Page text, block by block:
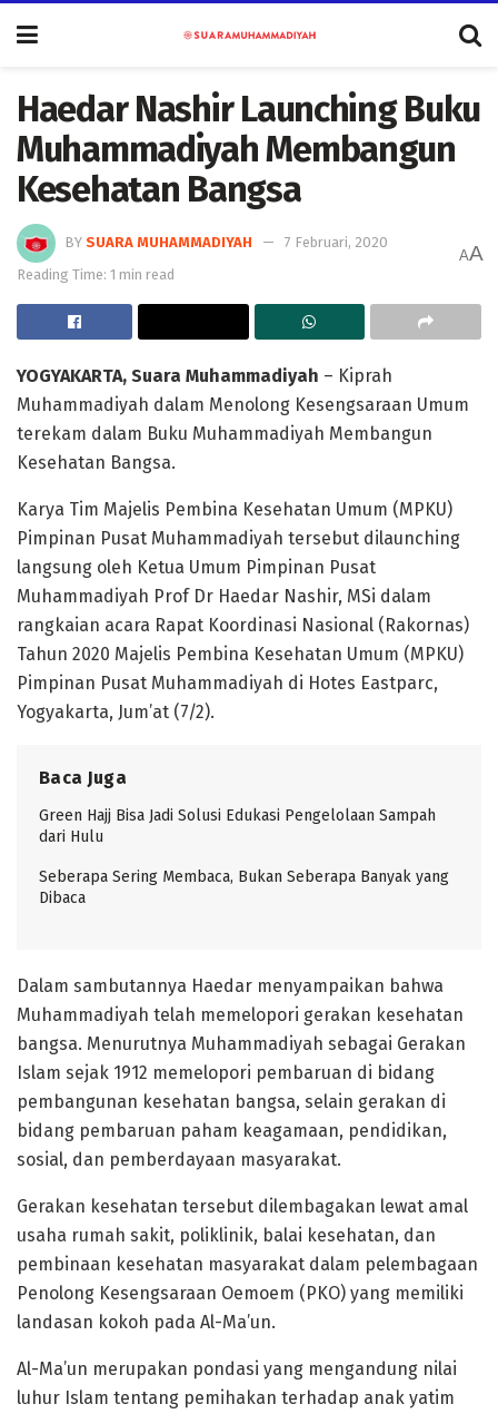
Haedar Nashir Launching Buku
Muhammadiyah Membangun
Kesehatan Bangsa
BY SUARA MUHAMMADIYAH
7 Februari, 2020
Reading Time: 1 min read
AA
YOGYAKARTA, Suara Muhammadiyah – Kiprah
Muhammadiyah dalam Menolong Kesengsaraan Umum
terekam dalam Buku Muhammadiyah Membangun
Kesehatan Bangsa.
Karya Tim Majelis Pembina Kesehatan Umum (MPKU)
Pimpinan Pusat Muhammadiyah tersebut dilaunching
langsung oleh Ketua Umum Pimpinan Pusat
Muhammadiyah Prof Dr Haedar Nashir, MSi dalam
rangkaian acara Rapat Koordinasi Nasional (Rakornas)
Tahun 2020 Majelis Pembina Kesehatan Umum (MPKU)
Pimpinan Pusat Muhammadiyah di Hotes Eastparc,
Yogyakarta, Jum’at (7/2).
Baca Juga
Green Hajj Bisa Jadi Solusi Edukasi Pengelolaan Sampah
dari Hulu
Seberapa Sering Membaca, Bukan Seberapa Banyak yang
Dibaca
Dalam sambutannya Haedar menyampaikan bahwa
Muhammadiyah telah memelopori gerakan kesehatan
bangsa. Menurutnya Muhammadiyah sebagai Gerakan
Islam sejak 1912 memelopori pembaruan di bidang
pembangunan kesehatan bangsa, selain gerakan di
bidang pembaruan paham keagamaan, pendidikan,
sosial, dan pemberdayaan masyarakat.
Gerakan kesehatan tersebut dilembagakan lewat amal
usaha rumah sakit, poliklinik, balai kesehatan, dan
pembinaan kesehatan masyarakat dalam pelembagaan
Penolong Kesengsaraan Oemoem (PKO) yang memiliki
landasan kokoh pada Al-Ma’un.
Al-Ma’un merupakan pondasi yang mengandung nilai
luhur Islam tentang pemihakan terhadap anak yatim